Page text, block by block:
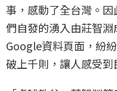
事，感動了全台灣。
們自發的湧入由莊智淵
Google資料頁面，紛
破上千則，讓人感受到